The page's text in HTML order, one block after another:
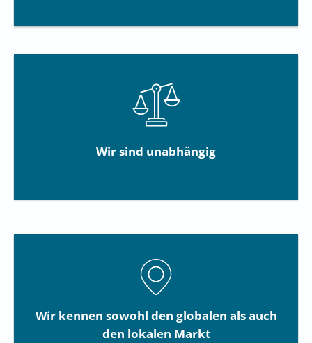
Wir sind unabhängig
Wir kennen sowohl den globalen als auch
den lokalen Markt